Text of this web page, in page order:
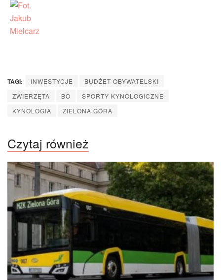
TAGI: INWESTYCJE
BUDŻET OBYWATELSKI
ZWIERZĘTA
BO
SPORTY KYNOLOGICZNE
KYNOLOGIA
ZIELONA GÓRA
Czytaj również